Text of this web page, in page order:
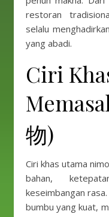
restoran
selalu
yang abadi.
Ciri
物)
Ciri khas utama
bahan,
keseimbangan
bumbu yang kuat,